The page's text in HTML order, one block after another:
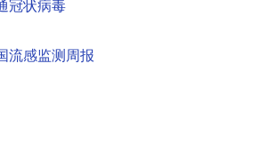
冠状病毒
流感监测周报